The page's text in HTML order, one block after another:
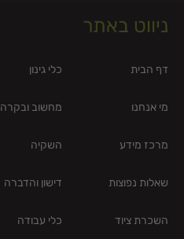
ניווט באתר
דף הבית
מי אנחנו
מרכז מידע
שאלות נפוצות
השכרת ציוד
כלי גינון
מחשוב ובקרה
השקיה
דישון והדברה
כלי עבודה